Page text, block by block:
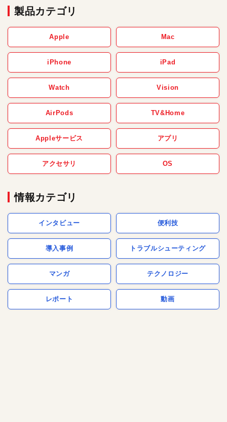
製品カテゴリ
Apple Mac
iPhone iPad
Watch Vision
AirPods TV&Home
Appleサービス アプリ
アクセサリ OS
情報カテゴリ
インタビュー 便利技
導入事例 トラブルシューティング
マンガ テクノロジー
レポート 動画